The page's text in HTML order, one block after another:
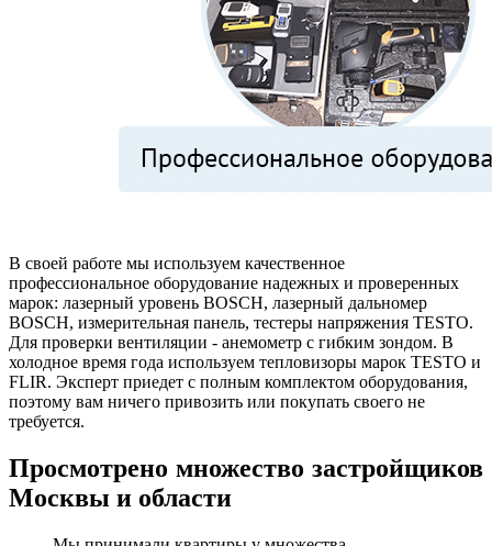
В своей работе мы используем качественное
профессиональное оборудование надежных и проверенных
марок: лазерный уровень BOSCH, лазерный дальномер
BOSCH, измерительная панель, тестеры напряжения TESTO.
Для проверки вентиляции - анемометр с гибким зондом. В
холодное время года используем тепловизоры марок TESTO и
FLIR. Эксперт приедет с полным комплектом оборудования,
поэтому вам ничего привозить или покупать своего не
требуется.
Просмотрено множество застройщиков
Москвы и области